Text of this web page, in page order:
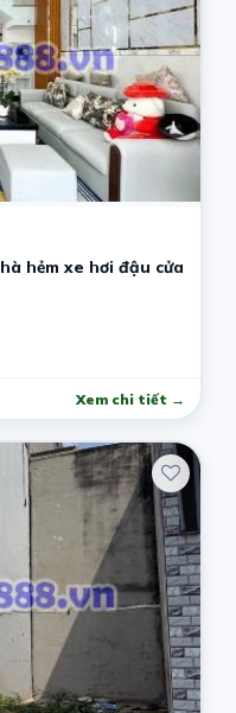
hẻm xe hơi đậu cửa
Xem chi tiết →